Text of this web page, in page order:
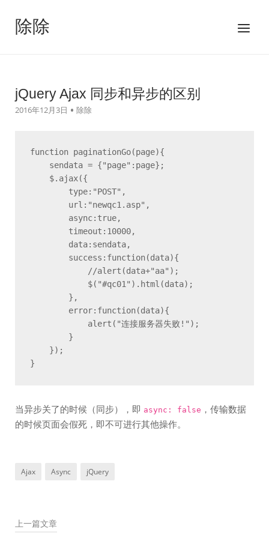
除除
菜
jQuery Ajax 同步和异步的区别
2016年12月3日 除除
function paginationGo(page){
}
当异步关了的时候（同步），即 async: false ，传输数据
的时候页面会假死，即不可进行其他操作。
Ajax Async jQuery
文
上一篇文章